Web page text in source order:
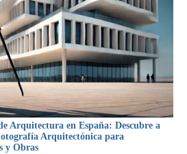
Arquitectura en España: Descubre a
Arquitectónica para
y Obras